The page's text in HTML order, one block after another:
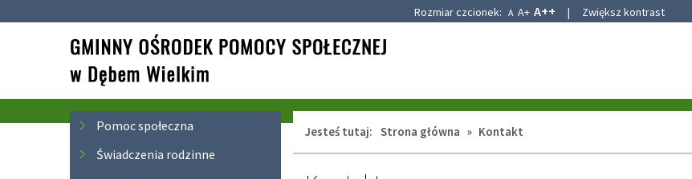
Rozmiar czcionek: A A+ A++ | Zwiększ kontrast
MenuPomoc społeczna
Świadczenia rodzinne
Jesteś tutaj: Strona główna » Kontakt